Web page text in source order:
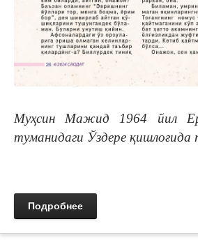
Муҳсин Мажид 1964 йил
туманидаги Ўздере қишлоғида
Подробнее